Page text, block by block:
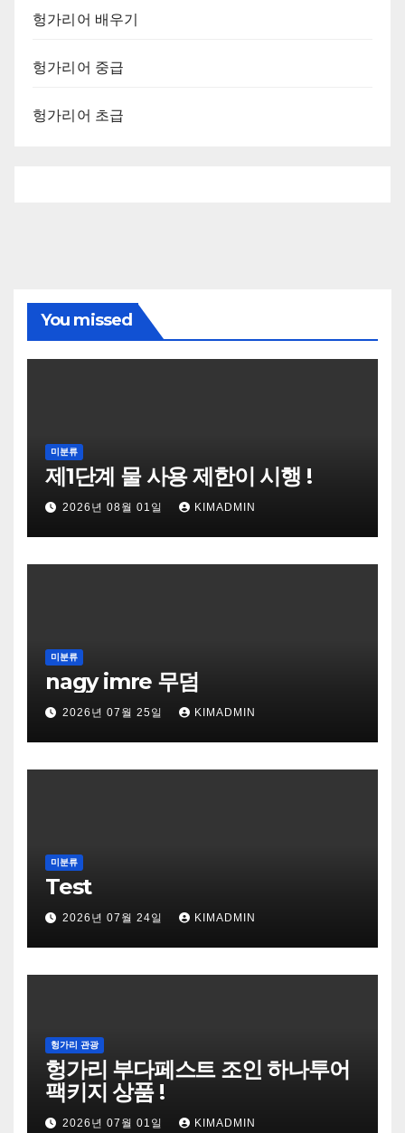
헝가리어 배우기
헝가리어 중급
헝가리어 초급
You missed
미분류
제1단계 물 사용 제한이 시행 !
2026년 08월 01일 KIMADMIN
미분류
nagy imre 무덤
2026년 07월 25일 KIMADMIN
미분류
Test
2026년 07월 24일 KIMADMIN
헝가리 관광
헝가리 부다페스트 조인 하나투어
팩키지 상품 !
2026년 07월 01일 KIMADMIN